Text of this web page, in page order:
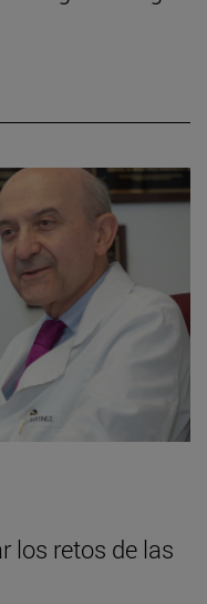
los retos de las